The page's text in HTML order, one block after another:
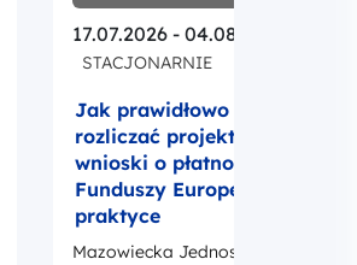
17.07.2026 - 04.08.2026
STACJONARNIE
Jak prawidłowo realizować i
rozliczać projekt UE?
wnioski o płatność i
Funduszy Europejskich w
praktyce
Mazowiecka Jednostka Wdrażania